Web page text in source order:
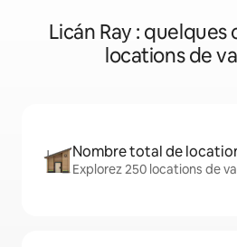
Licán Ray : quelques
locations de
Nombre total de
Explorez 250 locations de